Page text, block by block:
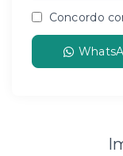
Concordo